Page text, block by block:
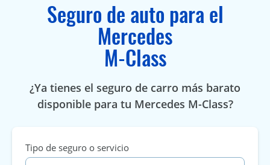
Seguro de auto para el
Mercedes
M-Class
¿Ya tienes el seguro de carro más barato
disponible para tu Mercedes M-Class?
Tipo de seguro o servicio